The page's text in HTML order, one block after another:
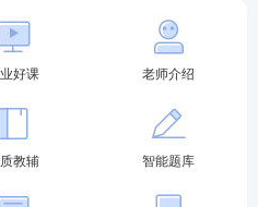
的账号和密码；
好课 老师介绍
教辅 智能题库